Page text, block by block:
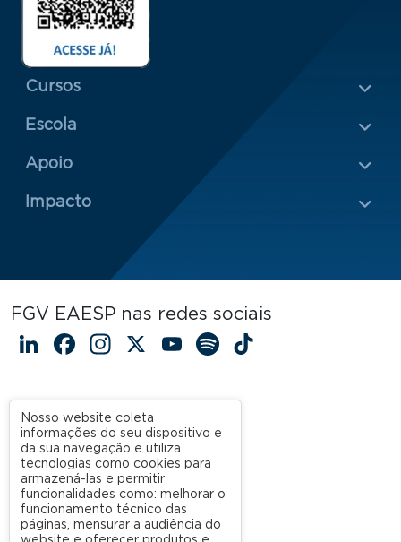
Menu Rodapé 1
Cursos
Escola
Rodapé 2
Apoio
Impacto
FGV EAESP nas redes sociais
LinkedIn
Facebook
Instagram
X YouTube
Spotify
Nosso website coleta
informações do seu dispositivo e
da sua navegação e utiliza
tecnologias como cookies para
armazená-las e permitir
funcionalidades como: melhorar o
funcionamento técnico das
páginas, mensurar a audiência do